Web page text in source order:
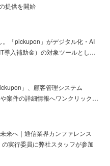
提供を開始
。「pickupon」がデジタル化・AI
導入補助金）の対象ツールとし…
」、顧客管理システム
や案件の詳細情報へワンクリック…
来へ｜通信業界カンファレンス
の実行委員に弊社スタッフが参加